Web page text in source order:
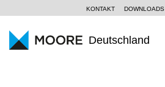
KONTAKT DOWNLOADS
Deutschland